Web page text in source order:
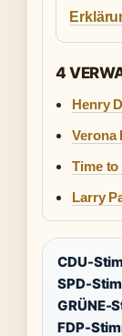
4
Henry
Verona
Time
Larry
CDU-
SPD-
GRÜNE-
FDP-